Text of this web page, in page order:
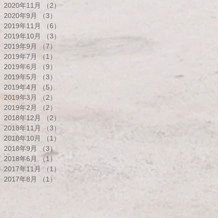
2020年11月 （2）
2件の記事
2020年9月
（3）
2019年11月
（6）
2019年10月
（3）
2019年9月
（7）
2019年7月
（1）
1件の記事
2019年6月
（9）
2019年5月
（3）
2019年4月
（5）
2019年3月
（2）
2019年2月
（2）
2018年12月
（2）
2018年11月
（3）
2018年10月
（1）
2018年9月
（3）
3件の記事
2018年6月
（1）
1件の記事
2017年11月
（1）
1件の記事
2017年8月
（1）